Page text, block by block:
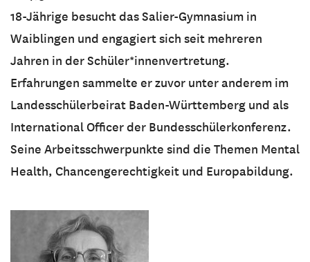
18-Jährige besucht das Salier-Gymnasium in
Waiblingen und engagiert sich seit mehreren
Jahren in der Schüler*innenvertretung.
Erfahrungen sammelte er zuvor unter anderem im
Landesschülerbeirat Baden-Württemberg und als
International Officer der Bundesschülerkonferenz.
Seine Arbeitsschwerpunkte sind die Themen Mental
Health, Chancengerechtigkeit und Europabildung.